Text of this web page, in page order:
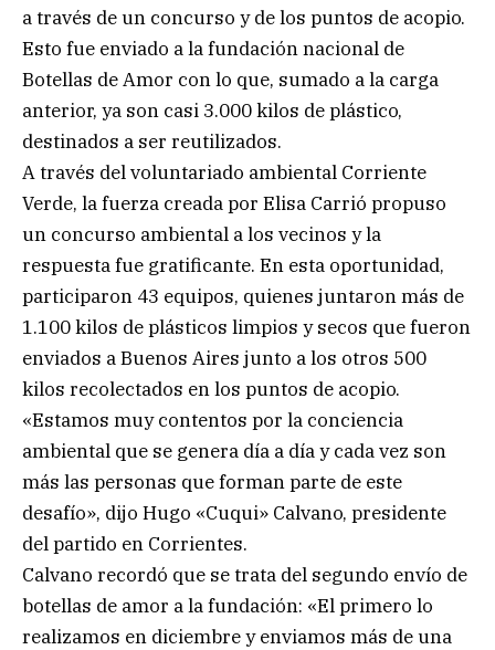
a través de un concurso y de los puntos de acopio.
Esto fue enviado a la fundación nacional de
Botellas de Amor con lo que, sumado a la carga
anterior, ya son casi 3.000 kilos de plástico,
destinados a ser reutilizados.
A través del voluntariado ambiental Corriente
Verde, la fuerza creada por Elisa Carrió propuso
un concurso ambiental a los vecinos y la
respuesta fue gratificante. En esta oportunidad,
participaron 43 equipos, quienes juntaron más de
1.100 kilos de plásticos limpios y secos que fueron
enviados a Buenos Aires junto a los otros 500
kilos recolectados en los puntos de acopio.
«Estamos muy contentos por la conciencia
ambiental que se genera día a día y cada vez son
más las personas que forman parte de este
desafío», dijo Hugo «Cuqui» Calvano, presidente
del partido en Corrientes.
Calvano recordó que se trata del segundo envío de
botellas de amor a la fundación: «El primero lo
realizamos en diciembre y enviamos más de una